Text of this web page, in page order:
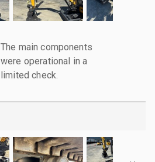
The main components
were operational in a
limited check.